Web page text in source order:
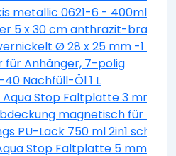
metallic 0621-6 - 400ml
5 x 30 cm anthrazit-braun
Ø 28 x 25 mm -1
für Anhänger, 7-polig
Nachfüll-Öl 1 L
Stop Faltplatte 3 mm
magnetisch für
PU-Lack 750 ml 2in1
Stop Faltplatte 5 mm